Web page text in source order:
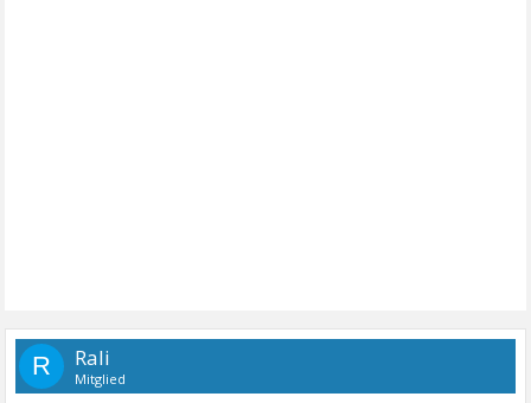
R Rali
Mitglied